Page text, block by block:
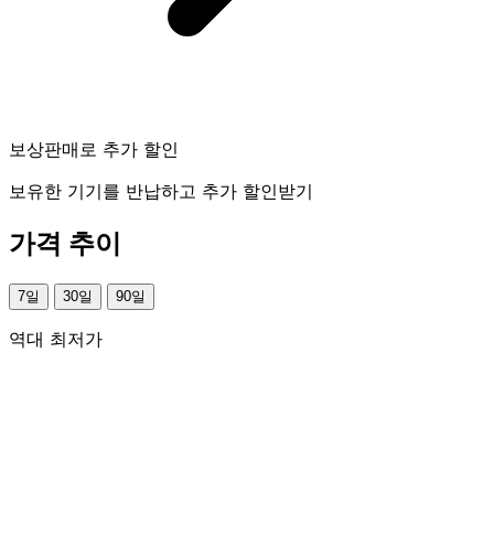
보상판매로 추가 할인
보유한 기기를 반납하고 추가 할인받기
가격 추이
7일 30일 90일
역대 최저가